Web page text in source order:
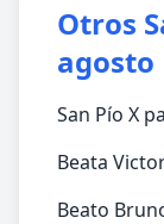
Otros
agosto
San Pío X
Beata
Beato